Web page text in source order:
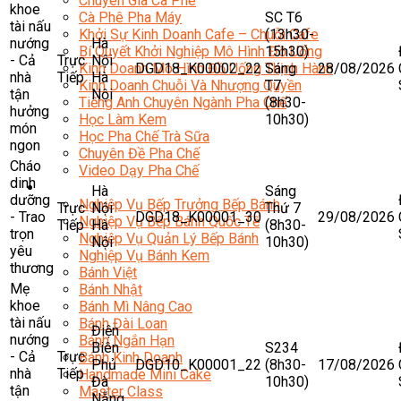
Cà Phê Pha Máy
Khởi Sự Kinh Doanh Cafe – Chuỗi Cafe
Bí Quyết Khởi Nghiệp Mô Hình Đồ Uống
Kinh Doanh Mô Hình Đồ Uống Thịnh Hành
Kinh Doanh Chuỗi Và Nhượng Quyền
Tiếng Anh Chuyên Ngành Pha Chế
Học Làm Kem
Học Pha Chế Trà Sữa
Chuyên Đề Pha Chế
Video Dạy Pha Chế
Làm Bánh
Nghiệp Vụ Bếp Trưởng Bếp Bánh
Nghiệp Vụ Bếp Bánh Quốc Tế
Nghiệp Vụ Quản Lý Bếp Bánh
Nghiệp Vụ Bánh Kem
Bánh Việt
Bánh Nhật
Bánh Mì Nâng Cao
Bánh Đài Loan
Bánh Ngắn Hạn
Bánh Kinh Doanh
Handmade Mini Cake
Master Class
khoe
tài nấu
nướng
- Cả
nhà
tận
hưởng
món
ngon
Trực
Tiếp
Hà
Nội
Hà
Nội
DGD18_K00002_22
SC T6
(13h30-
15h30)
Sáng
T7
(8h30-
10h30)
28/08/2026
Cháo
dinh
dưỡng
- Trao
trọn
yêu
thương
Trực
Tiếp
Hà
Nội
Hà
Nội
DGD18_K00001_30
Sáng
Thứ 7
(8h30-
10h30)
29/08/2026
Mẹ
khoe
tài nấu
nướng
- Cả
nhà
tận
Trực
Tiếp
Điện
Biên
Phủ
Đà
DGD10_K00001_22
S234
(8h30-
10h30)
17/08/2026